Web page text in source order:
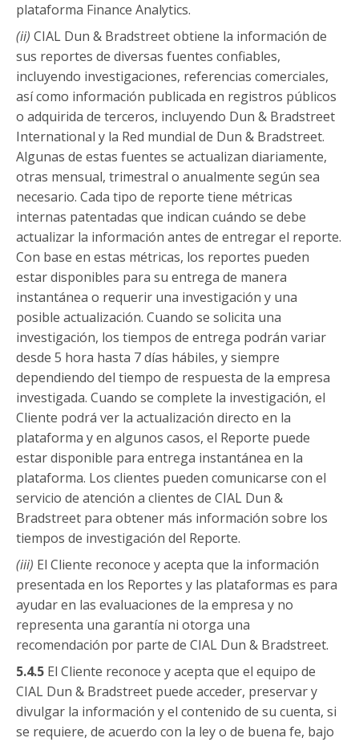
plataforma Finance Analytics.
(ii) CIAL Dun & Bradstreet obtiene la información de
sus reportes de diversas fuentes confiables,
incluyendo investigaciones, referencias comerciales,
así como información publicada en registros públicos
o adquirida de terceros, incluyendo Dun & Bradstreet
International y la Red mundial de Dun & Bradstreet.
Algunas de estas fuentes se actualizan diariamente,
otras mensual, trimestral o anualmente según sea
necesario. Cada tipo de reporte tiene métricas
internas patentadas que indican cuándo se debe
actualizar la información antes de entregar el reporte.
Con base en estas métricas, los reportes pueden
estar disponibles para su entrega de manera
instantánea o requerir una investigación y una
posible actualización. Cuando se solicita una
investigación, los tiempos de entrega podrán variar
desde 5 hora hasta 7 días hábiles, y siempre
dependiendo del tiempo de respuesta de la empresa
investigada. Cuando se complete la investigación, el
Cliente podrá ver la actualización directo en la
plataforma y en algunos casos, el Reporte puede
estar disponible para entrega instantánea en la
plataforma. Los clientes pueden comunicarse con el
servicio de atención a clientes de CIAL Dun &
Bradstreet para obtener más información sobre los
tiempos de investigación del Reporte.
(iii) El Cliente reconoce y acepta que la información
presentada en los Reportes y las plataformas es para
ayudar en las evaluaciones de la empresa y no
representa una garantía ni otorga una
recomendación por parte de CIAL Dun & Bradstreet.
5.4.5 El Cliente reconoce y acepta que el equipo de
CIAL Dun & Bradstreet puede acceder, preservar y
divulgar la información y el contenido de su cuenta, si
se requiere, de acuerdo con la ley o de buena fe, bajo